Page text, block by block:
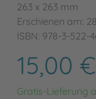
263 x 263 mm
Erschienen am:
ISBN: 978-3-522-
15,00 €
Gratis-Lieferung